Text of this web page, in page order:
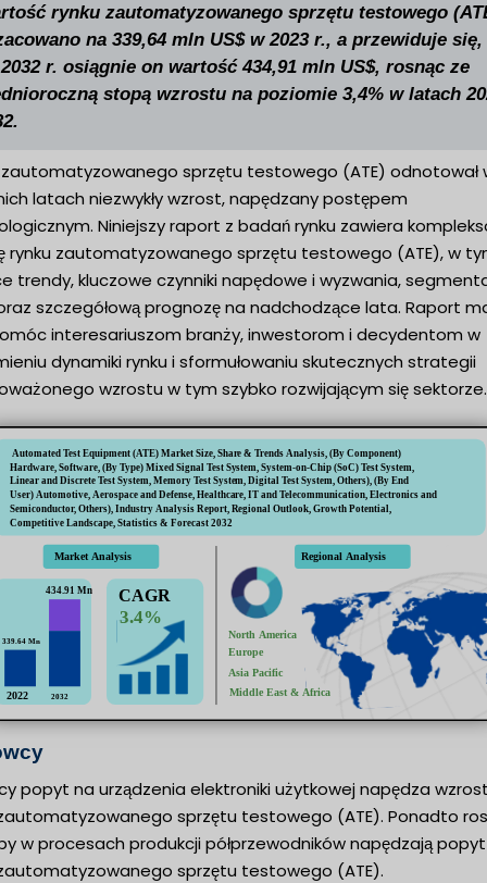
rynku zautomatyzowanego sprzętu testowego
na 339,64 mln US$ w 2023 r., a przewiduje się,
r. osiągnie on wartość 434,91 mln US$, rosnąc ze
stopą wzrostu na poziomie 3,4% w latach
zautomatyzowanego sprzętu testowego (ATE) odnotował
latach niezwykły wzrost, napędzany postępem
Niniejszy raport z badań rynku zawiera
rynku zautomatyzowanego sprzętu testowego (ATE), w
trendy, kluczowe czynniki napędowe i wyzwania,
szczegółową prognozę na nadchodzące lata. Raport
interesariuszom branży, inwestorom i decydentom w
dynamiki rynku i sformułowaniu skutecznych strategii
wzrostu w tym szybko rozwijającym się sektorze.
popyt na urządzenia elektroniki użytkowej napędza
sprzętu testowego (ATE). Ponadto
w procesach produkcji półprzewodników napędzają
sprzętu testowego (ATE).